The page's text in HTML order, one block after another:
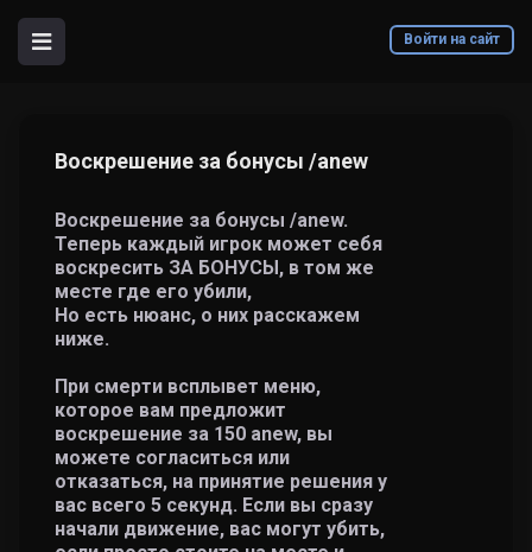
Войти на сайт
Воскрешение за бонусы /anew
Воскрешение за бонусы /anew.
Теперь каждый игрок может себя
воскресить ЗА БОНУСЫ, в том же
месте где его убили,
Но есть нюанс, о них расскажем
ниже.
При смерти всплывет меню,
которое вам предложит
воскрешение за 150 anew, вы
можете согласиться или
отказаться, на принятие решения у
вас всего 5 секунд. Если вы сразу
начали движение, вас могут убить,